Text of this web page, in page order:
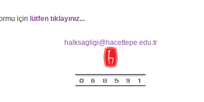
için lütfen tıklayınız...
lütfen tıklayınız...
halksagligi@hacettepe.edu.tr